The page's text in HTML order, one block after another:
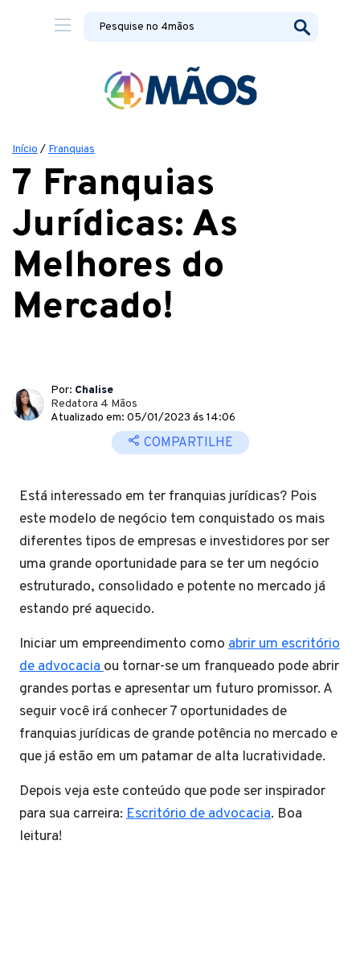
Início / Franquias
7 Franquias
Jurídicas: As
Melhores do
Mercado!
Por: Chalise
Redatora 4 Mãos
Atualizado em: 05/01/2023 ás 14:06
COMPARTILHE
Está interessado em ter franquias jurídicas? Pois
este modelo de negócio tem conquistado os mais
diferentes tipos de empresas e investidores por ser
uma grande oportunidade para se ter um negócio
estruturado, consolidado e potente no mercado já
estando pré aquecido.
Iniciar um empreendimento como abrir um escritório
de advocaciaou tornar-se um franqueado pode abrir
grandes portas e apresentar um futuro promissor. A
seguir você irá conhecer 7 oportunidades de
franquias jurídicas de grande potência no mercado e
que já estão em um patamar de alta lucratividade.
Depois veja este conteúdo que pode ser inspirador
para sua carreira: Escritório de advocacia. Boa
leitura!